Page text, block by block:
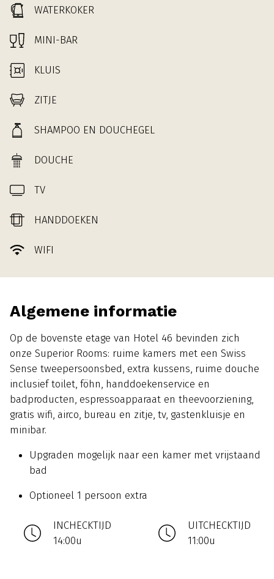
WATERKOKER
MINI-BAR
KLUIS
ZITJE
SHAMPOO EN DOUCHEGEL
DOUCHE
TV
HANDDOEKEN
WIFI
Algemene informatie
Op de bovenste etage van Hotel 46 bevinden zich
onze Superior Rooms: ruime kamers met een Swiss
Sense tweepersoonsbed, extra kussens, ruime douche
inclusief toilet, föhn, handdoekenservice en
badproducten, espressoapparaat en theevoorziening,
gratis wifi, airco, bureau en zitje, tv, gastenkluisje en
minibar.
Upgraden mogelijk naar een kamer met vrijstaand
bad
Optioneel 1 persoon extra
INCHECKTIJD
14:00u
UITCHECKTIJD
11:00u